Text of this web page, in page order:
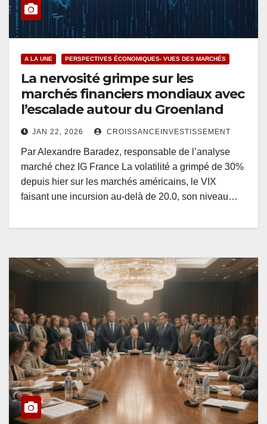
A LA UNE PERSPECTIVES ÉCONOMIQUES- VUES DES MARCHÉS
La nervosité grimpe sur les
marchés financiers mondiaux avec
l’escalade autour du Groenland
JAN 22, 2026 CROISSANCEINVESTISSEMENT
Par Alexandre Baradez, responsable de l’analyse
marché chez IG France La volatilité a grimpé de 30%
depuis hier sur les marchés américains, le VIX
faisant une incursion au-delà de 20.0, son niveau…